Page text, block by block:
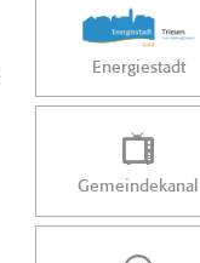
Energiestadt
Gemeindekanal